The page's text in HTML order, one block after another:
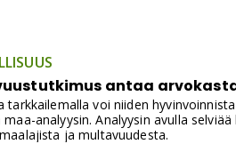
antaa
tarkkailemalla voi niiden
analyysin. Analyysin avulla
ja multavuudesta.